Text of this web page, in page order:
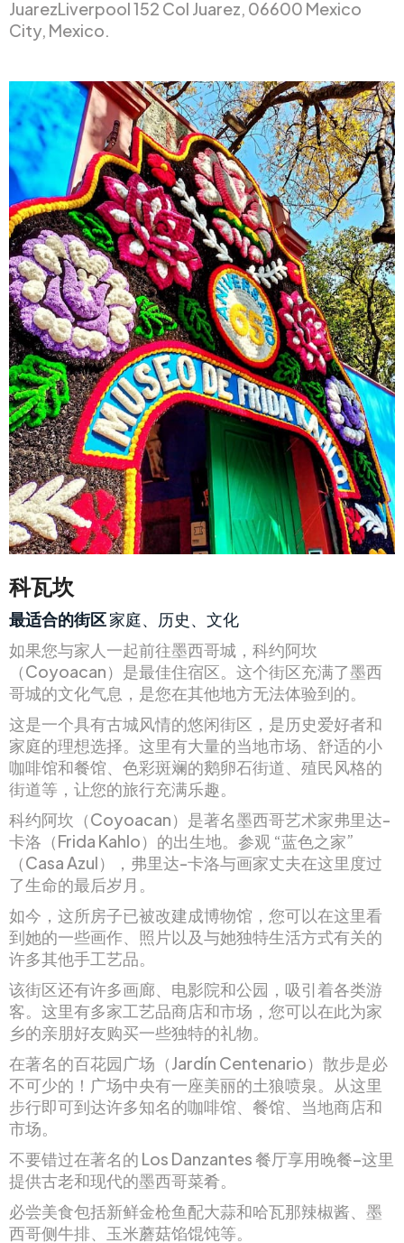
JuarezLiverpool 152 Col Juarez, 06600 Mexico
City, Mexico.
科瓦坎
最适合的街区家庭、历史、文化
如果您与家人一起前往墨西哥城，科约阿坎
（Coyoacan）是最佳住宿区。这个街区充满了墨西
哥城的文化气息，是您在其他地方无法体验到的。
这是一个具有古城风情的悠闲街区，是历史爱好者和
家庭的理想选择。这里有大量的当地市场、舒适的小
咖啡馆和餐馆、色彩斑斓的鹅卵石街道、殖民风格的
街道等，让您的旅行充满乐趣。
科约阿坎（Coyoacan）是著名墨西哥艺术家弗里达-
卡洛（Frida Kahlo）的出生地。参观 “蓝色之家”
（Casa Azul），弗里达-卡洛与画家丈夫在这里度过
了生命的最后岁月。
如今，这所房子已被改建成博物馆，您可以在这里看
到她的一些画作、照片以及与她独特生活方式有关的
许多其他手工艺品。
该街区还有许多画廊、电影院和公园，吸引着各类游
客。这里有多家工艺品商店和市场，您可以在此为家
乡的亲朋好友购买一些独特的礼物。
在著名的百花园广场（Jardín Centenario）散步是必
不可少的！广场中央有一座美丽的土狼喷泉。从这里
步行即可到达许多知名的咖啡馆、餐馆、当地商店和
市场。
不要错过在著名的 Los Danzantes 餐厅享用晚餐–这里
提供古老和现代的墨西哥菜肴。
必尝美食包括新鲜金枪鱼配大蒜和哈瓦那辣椒酱、墨
西哥侧牛排、玉米蘑菇馅馄饨等。